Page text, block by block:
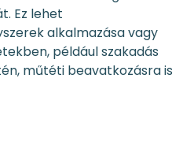
Ez lehet
alkalmazása vagy
például szakadás
műtéti beavatkozásra is